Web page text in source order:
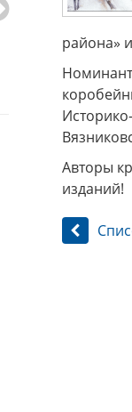
района»
Авторы
изданий!